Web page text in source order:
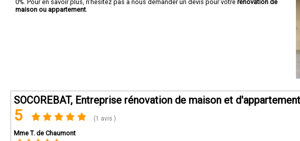
0%. Pour en savoir plus, n'hésitez pas à nous demander un devis pour votre rénovation de
maison ou appartement
SOCOREBAT, Entreprise rénovation de maison et
5 (1 avis )
Mme T. de Chaumont